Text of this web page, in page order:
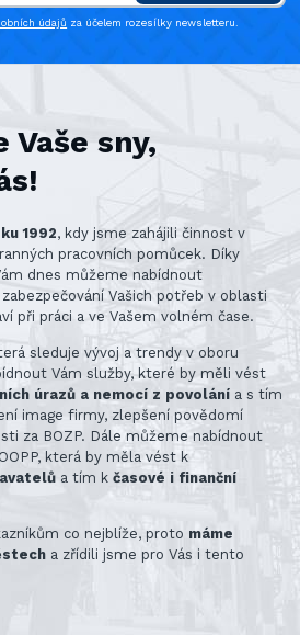
údajů za účelem rozesílky newsletteru.
Vaše sny,
1992, kdy jsme zahájili činnost v
pracovních pomůcek. Díky
dnes můžeme nabídnout
Vašich potřeb v oblasti
při práci a ve Vašem volném čase.
sleduje vývoj a trendy v oboru
Vám služby, které by měli vést
úrazů a nemocí z povolání a s tím
image firmy, zlepšení povědomí
za BOZP. Dále můžeme nabídnout
která by měla vést k
a tím kčasové i finanční
co nejblíže, proto máme
a zřídili jsme pro Vás i tento